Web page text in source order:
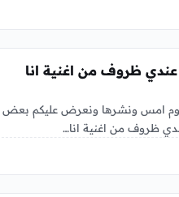
ظروف من اغنية انا
يوم امس ونشرها ونعرض عليكم بعض
ظروف من اغنية انا…